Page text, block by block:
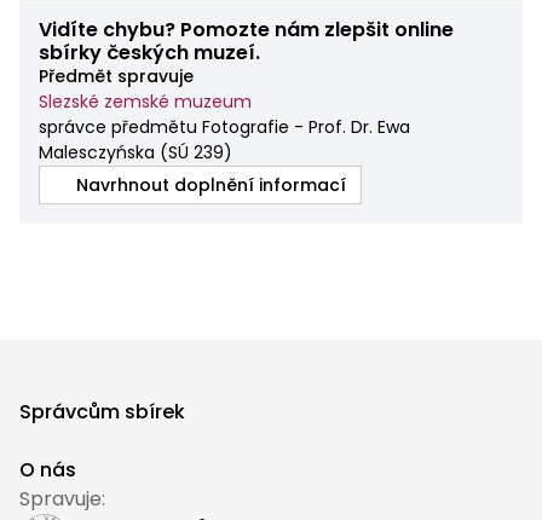
Vidíte chybu? Pomozte nám zlepšit online
sbírky českých muzeí.
Předmět spravuje
Slezské zemské muzeum
správce předmětu Fotografie - Prof. Dr. Ewa
Malesczyńska (SÚ 239)
Navrhnout doplnění informací
Správcům sbírek
O nás
Spravuje: